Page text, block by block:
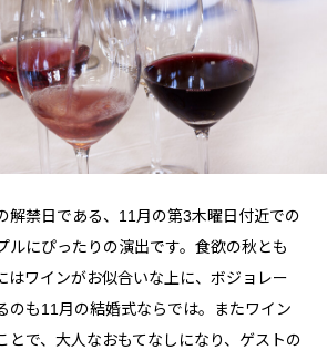
解禁日である、11月の第3木曜日付近での
ルにぴったりの演出です。食欲の秋とも
はワインがお似合いな上に、ボジョレー
のも11月の結婚式ならでは。またワイン
とで、大人なおもてなしになり、ゲストの